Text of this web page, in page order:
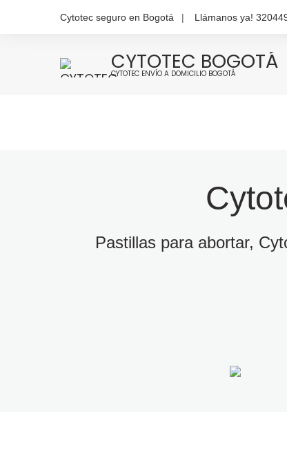
Cytotec seguro en Bogotá Llámanos ya!
CYTOTEC BOGOTÁ
CYTOTEC ENVÍO A DOMICILIO BOGOTÁ
Pastillas para abortar,